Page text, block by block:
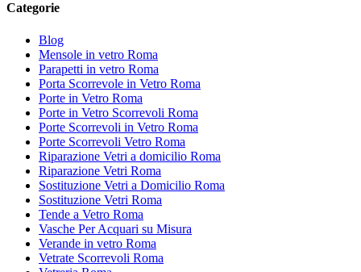
Categorie
Blog
Mensole in vetro Roma
Parapetti in vetro Roma
Porta Scorrevole in Vetro Roma
Porte in Vetro Roma
Porte in Vetro Scorrevoli Roma
Porte Scorrevoli in Vetro Roma
Porte Scorrevoli Vetro Roma
Riparazione Vetri a domicilio Roma
Riparazione Vetri Roma
Sostituzione Vetri a Domicilio Roma
Sostituzione Vetri Roma
Tende a Vetro Roma
Vasche Per Acquari su Misura
Verande in vetro Roma
Vetrate Scorrevoli Roma